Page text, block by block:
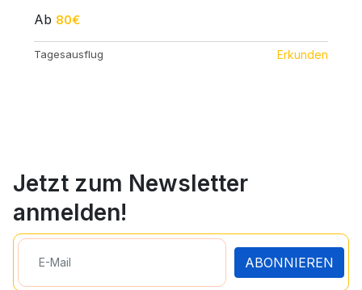
Ab 80€
Tagesausflug Erkunden
Jetzt zum Newsletter
anmelden!
ABONNIEREN